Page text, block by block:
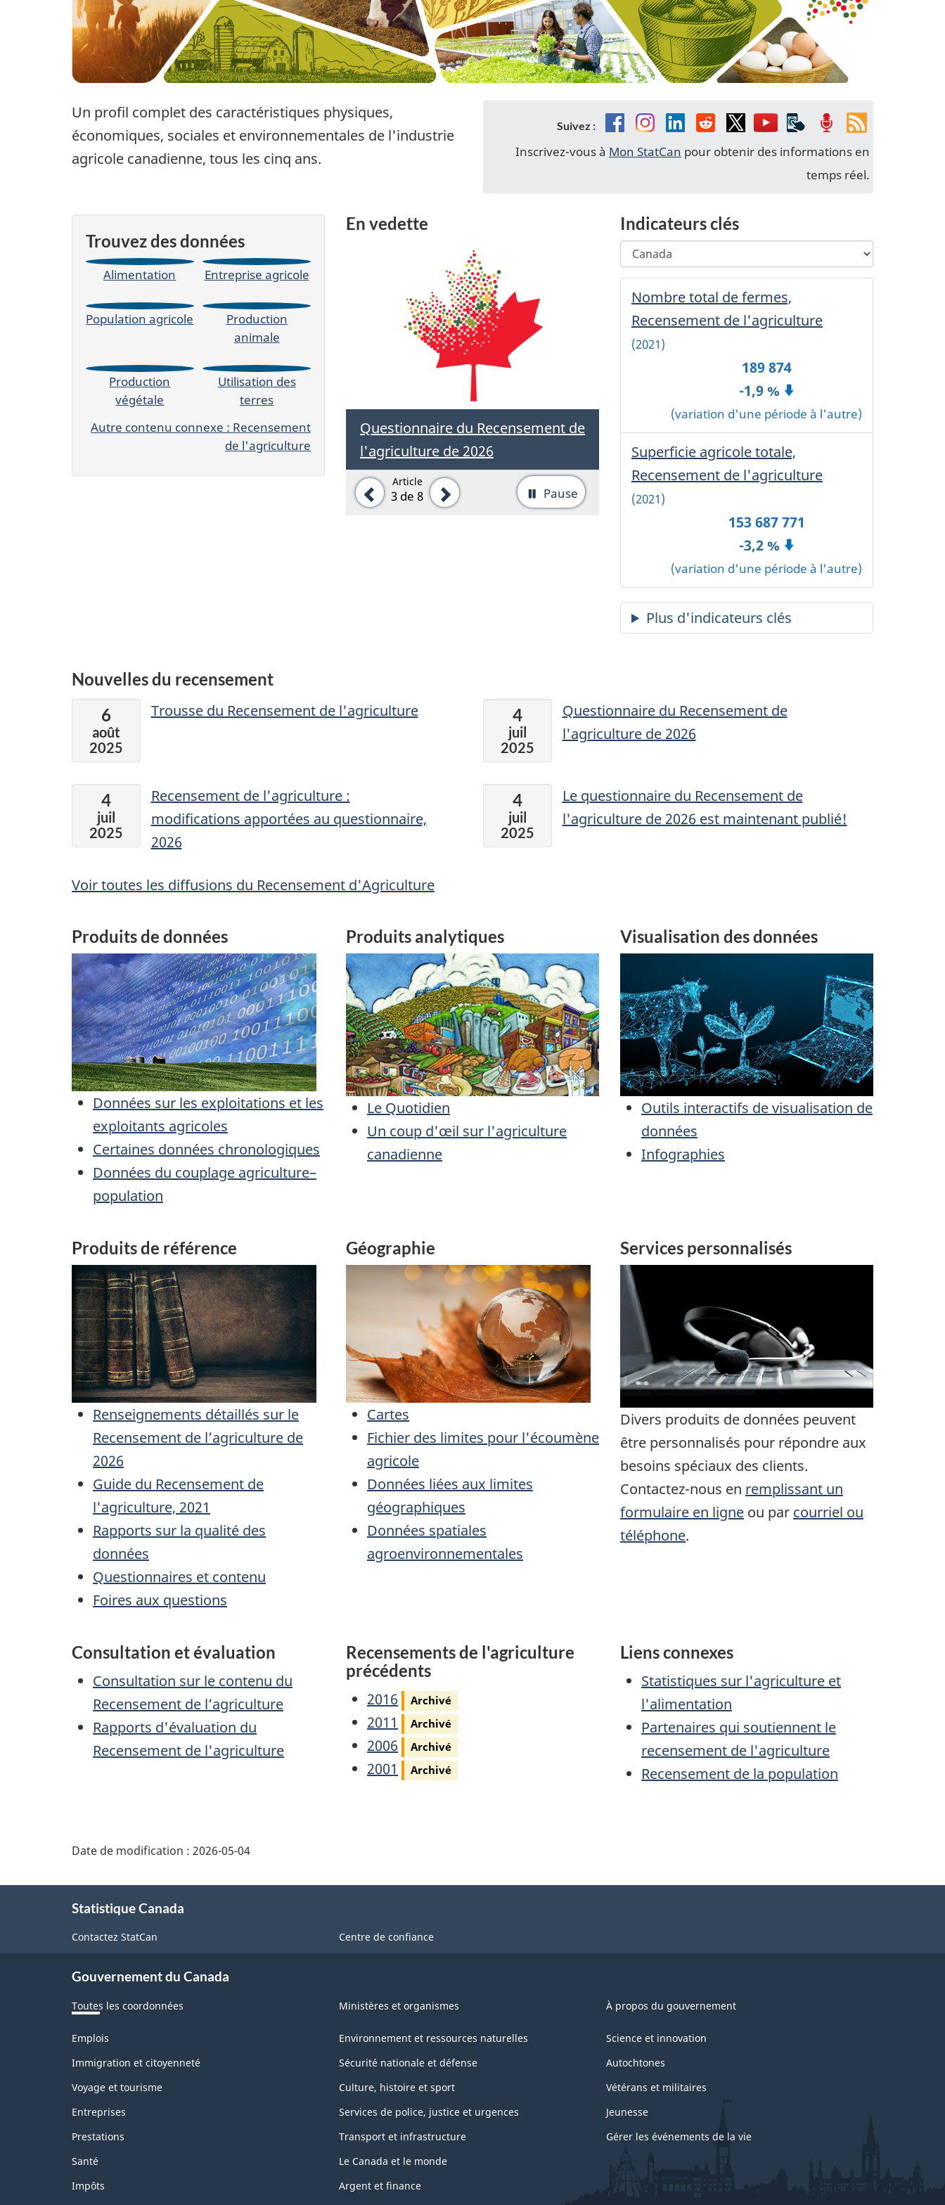
Suivez : FacebookInstagram
Linkedin
RedditTwitterYouTubeApplications
mobiles
Balados
Fils
de
nouvelles
Inscrivez-vous à Mon StatCan pour obtenir des informations en
temps réel.
Un profil complet des caractéristiques physiques,
économiques, sociales et environnementales de l'industrie
agricole canadienne, tous les cinq ans.
Trouvez des données
Alimentation Entreprise agricole
Population agricole
Production
animale
Production
végétale
Utilisation des
terres
Autre contenu connexe : Recensement
de l'agriculture
En vedette
Précédent
Article
3 de 8 Suivant Pause
d'onglets
Questionnaire du Recensement de
l'agriculture de 2026
Indicateurs clés
Choisir
une
région
géographique
Changing
any
selection
will
automatically
update
the
Région
géographique
choisie:
Canada
~
Nombre total de fermes,
Recensement de l'agriculture
(2021)
189 874
-1,9 %
(variation d'une période à l'autre)
Superficie agricole totale,
Recensement de l'agriculture
(2021)
153 687 771
-3,2 %
(variation d'une période à l'autre)
Nouvelles du recensement
6
août
2025
Trousse du Recensement de l'agriculture 4
juil
2025
Questionnaire du Recensement de
l'agriculture de 2026
4
juil
2025
Recensement de l'agriculture :
modifications apportées au questionnaire,
2026
4
juil
2025
Le questionnaire du Recensement de
l'agriculture de 2026 est maintenant publié!
Voir toutes les diffusions du Recensement d'Agriculture
Produits de données
Données sur les exploitations et les
exploitants agricoles
Certaines données chronologiques
Données du couplage agriculture–
population
Produits analytiques
Le Quotidien
Un coup d'œil sur l'agriculture
canadienne
Visualisation des données
Outils interactifs de visualisation de
données
Infographies
Produits de référence
Renseignements détaillés sur le
Recensement de l’agriculture de
2026
Guide du Recensement de
l'agriculture, 2021
Rapports sur la qualité des
données
Questionnaires et contenu
Foires aux questions
Géographie
Cartes
Fichier des limites pour l'écoumène
agricole
Données liées aux limites
géographiques
Données spatiales
agroenvironnementales
Services personnalisés
Divers produits de données peuvent
être personnalisés pour répondre aux
besoins spéciaux des clients.
Contactez-nous en remplissant un
formulaire en ligne ou par courriel ou
téléphone.
Consultation et évaluation
Consultation sur le contenu du
Recensement de l’agriculture
Rapports d'évaluation du
Recensement de l'agriculture
Recensements de l'agriculture
précédents
Archivé
-
Centre
de
2016 Archivé
Archivé
-
Recensement
2011 Archivé
Archivé
-
2006 Archivé
Archivé
de
2001 Archivé
Liens connexes
Statistiques sur l'agriculture et
l'alimentation
Partenaires qui soutiennent le
recensement de l'agriculture
Recensement de la population
Date de modification : 2026-05-04
Statistique Canada
Contactez StatCan Centre de confiance
Gouvernement du Canada
Toutes les coordonnées Ministères et organismes À propos du gouvernement
Thèmes
sujets
Emplois
Immigration et citoyenneté
Voyage et tourisme
Entreprises
Prestations
Santé
Impôts
Environnement et ressources naturelles
Sécurité nationale et défense
Culture, histoire et sport
Services de police, justice et urgences
Transport et infrastructure
Le Canada et le monde
Argent et finance
Science et innovation
Autochtones
Vétérans et militaires
Jeunesse
Gérer les événements de la vie